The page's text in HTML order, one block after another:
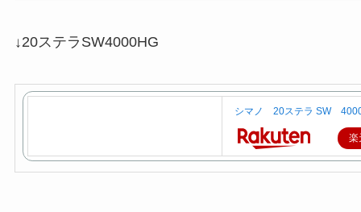
↓20ステラSW4000HG
シマノ 20ステラ SW
楽